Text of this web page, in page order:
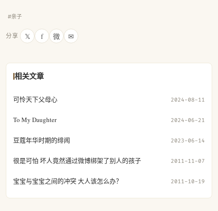
#亲子
分享 𝕏 f 微 ✉
相关文章
可怜天下父母心 2024-08-11
To My Daughter 2024-06-21
豆蔻年华时期的绯闻 2023-06-14
很是可怕 坏人竟然通过微博绑架了别人的孩子 2011-11-07
宝宝与宝宝之间的冲突 大人该怎么办？ 2011-10-19